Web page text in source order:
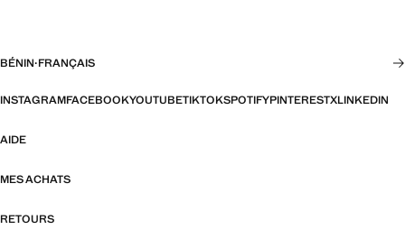
BÉNIN·FRANÇAIS
INSTAGRAMFACEBOOKYOUTUBETIKTOKSPOTIFYPINTERESTXLINKEDIN
AIDE
MES ACHATS
RETOURS